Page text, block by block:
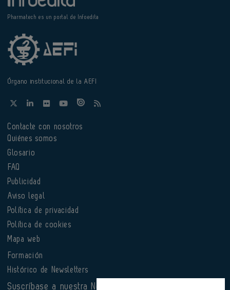
Pharmatech es un portal de Infoedita
Órgano institucional de la AEFI
Contacte con nosotros
Quiénes somos
Glosario
FAQ
Publicidad
Aviso legal
Política de privacidad
Política de cookies
Mapa web
Formación
Histórico de Newsletters
Suscríbase a nuestra Newsletter